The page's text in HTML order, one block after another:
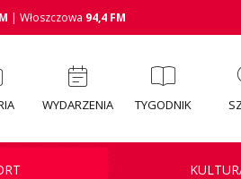
| Włoszczowa 94,4 FM
WYDARZENIA TYGODNIK